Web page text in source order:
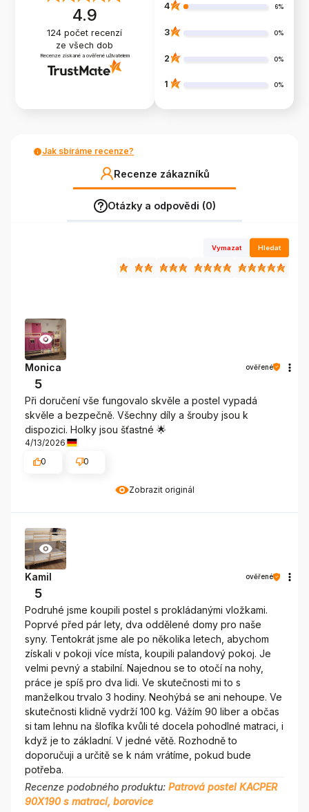
4.9
124 počet recenzí
ze všech dob
Recenze získané a ověřené uživatelem
4 6%
3 0%
2 0%
1 0%
Jak sbíráme recenze?
Recenze zákazníků
Otázky a odpovědi (0)
Vymazat Hledat
Zobrazit originál
Monica ověřené
5
Při doručení vše fungovalo skvěle a postel vypadá
skvěle a bezpečně. Všechny díly a šrouby jsou k
dispozici. Holky jsou šťastné 🌟
4/13/2026
0
0
Kamil ověřené
5
Podruhé jsme koupili postel s prokládanými vložkami.
Poprvé před pár lety, dva oddělené domy pro naše
syny. Tentokrát jsme ale po několika letech, abychom
získali v pokoji více místa, koupili palandový pokoj. Je
velmi pevný a stabilní. Najednou se to otočí na nohy,
práce je spíš pro dva lidi. Ve skutečnosti mi to s
manželkou trvalo 3 hodiny. Neohýbá se ani nehoupe. Ve
skutečnosti klidně vydrží 100 kg. Vážím 90 liber a občas
si tam lehnu na šlofíka kvůli té docela pohodlné matraci, i
když je to základní. V jedné větě. Rozhodně to
doporučuji a určitě se k nám vrátíme, pokud bude
potřeba.
Recenze podobného produktu: Patrová postel KACPER
90X190 s matrací, borovice